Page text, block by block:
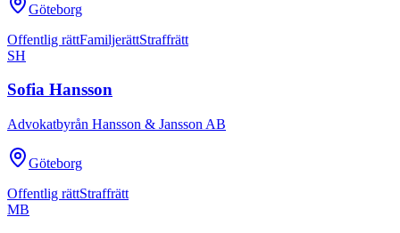
Göteborg
Offentlig rättFamiljerättStraffrätt
SH
Sofia Hansson
Advokatbyrån Hansson & Jansson AB
Göteborg
Offentlig rättStraffrätt
MB